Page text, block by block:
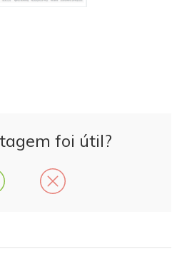
foi útil?